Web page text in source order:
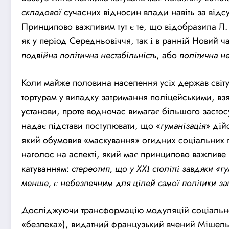
складовоїсучасних відносин влади навіть за
Принципово важливим тут є те, що відобразила
як у період Середньовіччя, так і в ранній Новий
подвійна політична нестабільність, абополітична
Коли майже половина населення усіх держав
тортурам у випадку затримання поліцейськими,
установи, проте водночас вимагає більшого
надає підстави постулювати, що «гуманізація»
який обумовив «маскування» огидних соціальних
наголос на аспекті, який має принципово
катуванням: стереотип, що у ХХІ столітті завдяки
менше, є небезпечним для цілей самої політики
Досліджуючи трансформацію модуляцій
«безпека»), видатний французький вчений